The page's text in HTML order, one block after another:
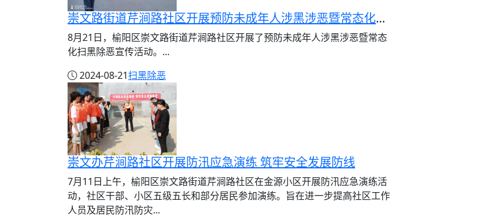
崇文路街道芹涧路社区开展预防未成年人涉黑涉恶暨常态化扫黑除恶宣传活动
8月21日，榆阳区崇文路街道芹涧路社区开展了预防未成年人涉黑涉恶暨常态
化扫黑除恶宣传活动。...
2024-08-21扫黑除恶
崇文办芹涧路社区开展防汛应急演练 筑牢安全发展防线
7月11日上午，榆阳区崇文路街道芹涧路社区在金源小区开展防汛应急演练活
动，社区干部、小区五级五长和部分居民参加演练。旨在进一步提高社区工作
人员及居民防汛防灾...